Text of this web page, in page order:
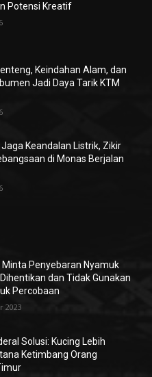
Potensi Kreatif
Keindahan Alam, dan
Jadi Daya Tarik KTM
Jaga Keandalan Listrik, Zikir
di Monas Berjalan
Minta Penyebaran Nyamuk
dan Tidak Gunakan
Percobaan
2023
Solusi: Kucing Lebih
Ketimbang Orang